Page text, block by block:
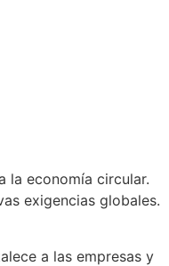
la economía circular.
exigencias globales.
a las empresas y